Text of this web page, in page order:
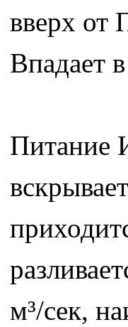
вверх от
Впадает
Питание
м³/сек,